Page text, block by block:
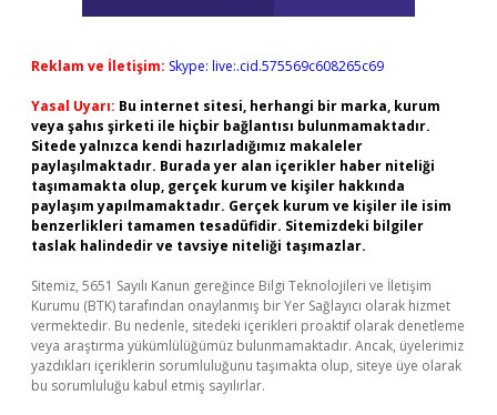
Reklam ve İletişim: Skype: live:.cid.575569c608265c69
Yasal Uyarı: Bu internet sitesi, herhangi bir marka, kurum
veya şahıs şirketi ile hiçbir bağlantısı bulunmamaktadır.
Sitede yalnızca kendi hazırladığımız makaleler
paylaşılmaktadır. Burada yer alan içerikler haber niteliği
taşımamakta olup, gerçek kurum ve kişiler hakkında
paylaşım yapılmamaktadır. Gerçek kurum ve kişiler ile isim
benzerlikleri tamamen tesadüfidir. Sitemizdeki bilgiler
taslak halindedir ve tavsiye niteliği taşımazlar.
Sitemiz, 5651 Sayılı Kanun gereğince Bilgi Teknolojileri ve İletişim
Kurumu (BTK) tarafından onaylanmış bir Yer Sağlayıcı olarak hizmet
vermektedir. Bu nedenle, sitedeki içerikleri proaktif olarak denetleme
veya araştırma yükümlülüğümüz bulunmamaktadır. Ancak, üyelerimiz
yazdıkları içeriklerin sorumluluğunu taşımakta olup, siteye üye olarak
bu sorumluluğu kabul etmiş sayılırlar.